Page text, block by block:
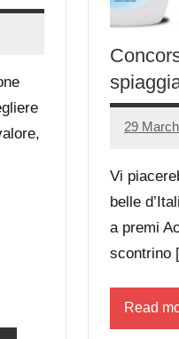
29
Luca
No
Vi
belle
a premi
scontrino
Read